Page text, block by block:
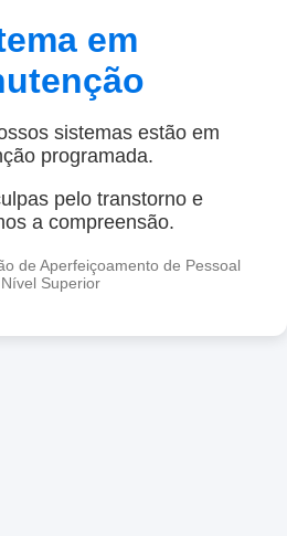
em
sistemas estão em
programada.
pelo transtorno e
a compreensão.
de Aperfeiçoamento de Pessoal
Superior